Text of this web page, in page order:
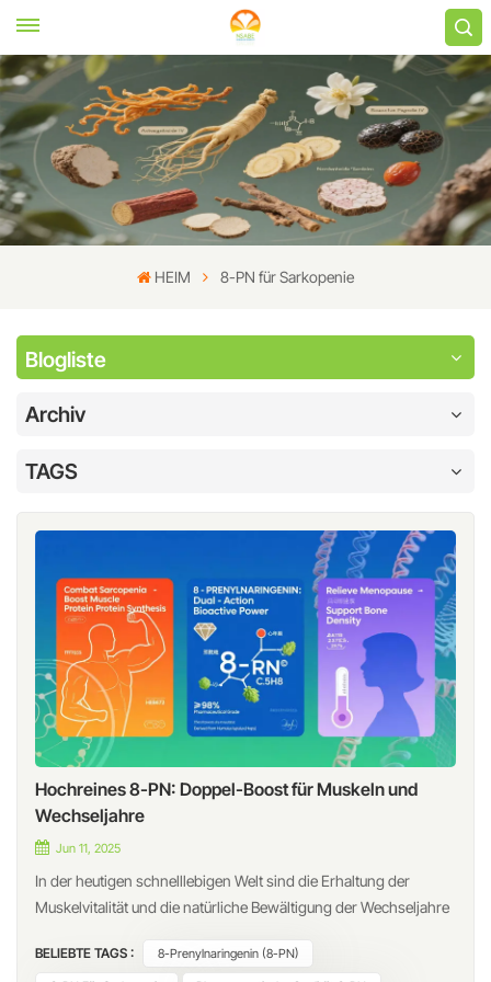
HEIM 8-PN für Sarkopenie
Blogliste
Archiv
TAGS
Hochreines 8-PN: Doppel-Boost für Muskeln und
Wechseljahre
Jun 11, 2025
In der heutigen schnelllebigen Welt sind die Erhaltung der
Muskelvitalität und die natürliche Bewältigung der Wechseljahre
(8-PN), ein bioaktives Flavonoid aus Hopfen (Humulus lupulus),
BELIEBTE TAGS : 8-Prenylnaringenin (8-PN)